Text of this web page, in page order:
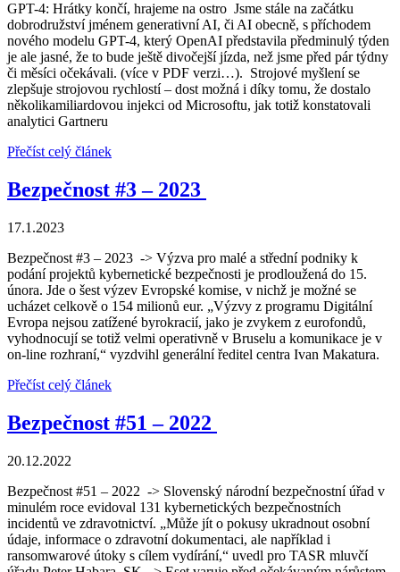
GPT-4: Hrátky končí, hrajeme na ostro Jsme stále na začátku
dobrodružství jménem generativní AI, či AI obecně, s příchodem
nového modelu GPT-4, který OpenAI představila předminulý týden
je ale jasné, že to bude ještě divočejší jízda, než jsme před pár týdny
či měsíci očekávali. (více v PDF verzi…). Strojové myšlení se
zlepšuje strojovou rychlostí – dost možná i díky tomu, že dostalo
několikamiliardovou injekci od Microsoftu, jak totiž konstatovali
analytici Gartneru
Přečíst celý článek
Bezpečnost #3 – 2023
17.1.2023
Bezpečnost #3 – 2023 -> Výzva pro malé a střední podniky k
podání projektů kybernetické bezpečnosti je prodloužená do 15.
února. Jde o šest výzev Evropské komise, v nichž je možné se
ucházet celkově o 154 milionů eur. „Výzvy z programu Digitální
Evropa nejsou zatížené byrokracií, jako je zvykem z eurofondů,
vyhodnocují se totiž velmi operativně v Bruselu a komunikace je v
on-line rozhraní,“ vyzdvihl generální ředitel centra Ivan Makatura.
Přečíst celý článek
Bezpečnost #51 – 2022
20.12.2022
Bezpečnost #51 – 2022 -> Slovenský národní bezpečnostní úřad v
minulém roce evidoval 131 kybernetických bezpečnostních
incidentů ve zdravotnictví. „Může jít o pokusy ukradnout osobní
údaje, informace o zdravotní dokumentaci, ale například i
ransomwarové útoky s cílem vydírání,“ uvedl pro TASR mluvčí